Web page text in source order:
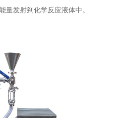
量发射到化学反应液体中。